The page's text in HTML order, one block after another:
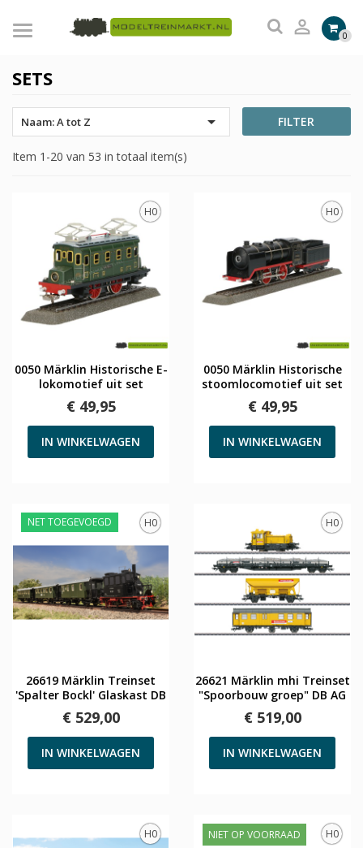
 0
SETS
Naam: A tot Z  FILTER
Item 1-20 van 53 in totaal item(s)
H0
0050 Märklin Historische E-
lokomotief uit set
€ 49,95
IN WINKELWAGEN
H0
0050 Märklin Historische
stoomlocomotief uit set
€ 49,95
IN WINKELWAGEN
H0
NET TOEGEVOEGD
26619 Märklin Treinset
'Spalter Bockl' Glaskast DB
€ 529,00
IN WINKELWAGEN
H0
26621 Märklin mhi Treinset
"Spoorbouw groep" DB AG
€ 519,00
IN WINKELWAGEN
H0 H0
NIET OP VOORRAAD